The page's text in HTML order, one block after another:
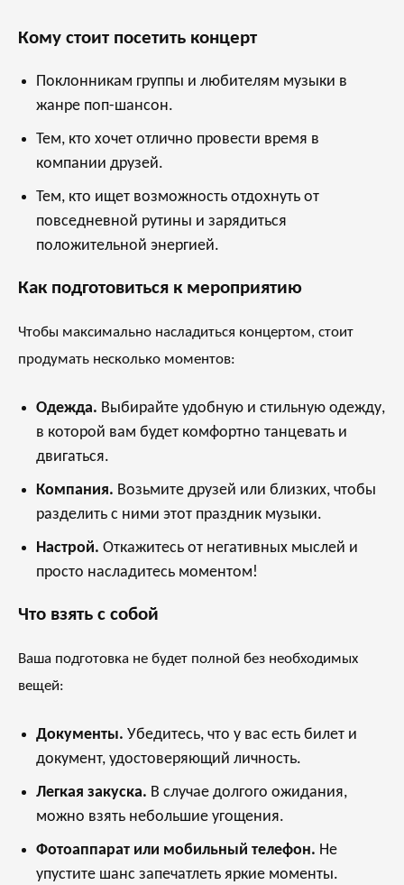
Кому стоит посетить концерт
Поклонникам группы и любителям музыки в
жанре поп-шансон.
Тем, кто хочет отлично провести время в
компании друзей.
Тем, кто ищет возможность отдохнуть от
повседневной рутины и зарядиться
положительной энергией.
Как подготовиться к мероприятию
Чтобы максимально насладиться концертом, стоит
продумать несколько моментов:
Одежда. Выбирайте удобную и стильную одежду,
в которой вам будет комфортно танцевать и
двигаться.
Компания. Возьмите друзей или близких, чтобы
разделить с ними этот праздник музыки.
Настрой. Откажитесь от негативных мыслей и
просто насладитесь моментом!
Что взять с собой
Ваша подготовка не будет полной без необходимых
вещей:
Документы. Убедитесь, что у вас есть билет и
документ, удостоверяющий личность.
Легкая закуска. В случае долгого ожидания,
можно взять небольшие угощения.
Фотоаппарат или мобильный телефон. Не
упустите шанс запечатлеть яркие моменты.